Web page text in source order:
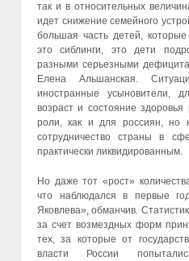
так и в относительных
идет снижение семейного
большая часть детей,
это сиблинги, это дети
разными серьезными
Елена Альшанская.
иностранные усыновители,
возраст и состояние
роли, как и для россиян, но
сотрудничество страны в
практически ликвидированным.
Но даже тот «рост»
что наблюдался в первые
Яковлева», обманчив.
за счет возмездных форм
тех, за которые от
власти России